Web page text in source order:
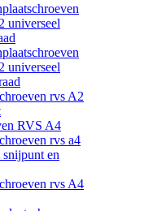
universeel
universeel
rvs A2
RVS A4
rvs a4
en
rvs A4